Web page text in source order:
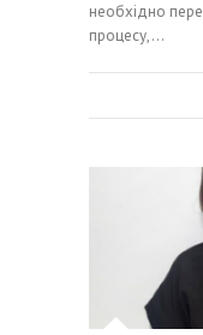
необхідно
процесу,…